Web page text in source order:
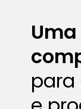
para